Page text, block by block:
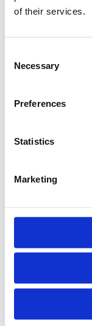
of their services.
Selection
Necessary
Preferences
Statistics
Marketing
Köp
Cerwin Vega CBYPLG
Bypass Plugs